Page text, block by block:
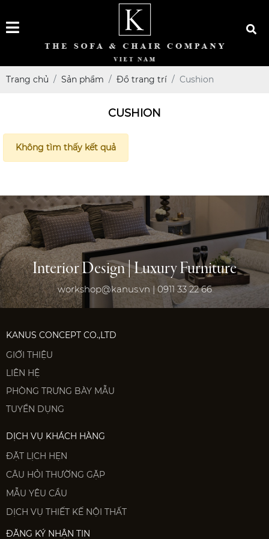
Trang chủ Sản phẩm Đồ trang trí Cushion
CUSHION
Không tìm thấy kết quả
Interior Design | Luxury Furniture
workshop@kanus.vn | 0911 33 22 66
KANUS CONCEPT CO.,LTD
GIỚI THIỆU
LIÊN HỆ
PHÒNG TRƯNG BÀY MẪU
TUYỂN DỤNG
DỊCH VỤ KHÁCH HÀNG
ĐẶT LỊCH HẸN
CÂU HỎI THƯỜNG GẶP
MẪU YÊU CẦU
DỊCH VỤ THIẾT KẾ NỘI THẤT
ĐĂNG KÝ NHẬN TIN